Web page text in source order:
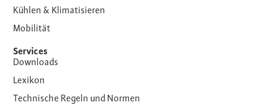
Kühlen & Klimatisieren
Mobilität
Services
Downloads
Lexikon
Technische Regeln und Normen